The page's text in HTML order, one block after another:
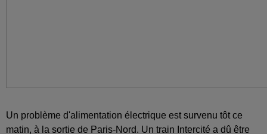
Un problème d'alimentation électrique est survenu tôt ce
matin, à la sortie de Paris-Nord. Un train Intercité a dû être